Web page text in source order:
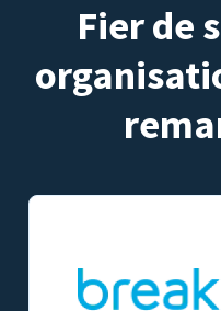
Fier de